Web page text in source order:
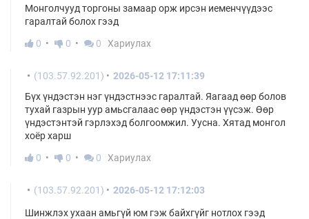
Монголчууд торгоны замаар орж ирсэн иеменчүүдээс
гаралтай болох гээд
0
0 0 Хариулах
(103.57.92.201)
2026-05-12 17:11:39
Бүх үндэстэн нэг үндэстнээс гаралтай. Яагаад өөр болов
тухай газрын уур амьсгалаас өөр үндэстэн үүсэж. Өөр
үндэстэнтэй гэрлэхэд болгоомжил. Уусна. Хятад монгол
хоёр харш
0
0 0 Хариулах
(103.57.92.201) 2026-05-12 17:12:03
Шинжлэх ухаан амьгүй юм гэж байхгүйг нотлох гээд